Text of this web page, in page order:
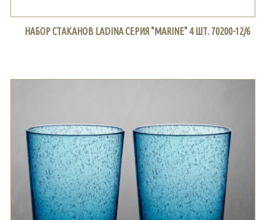
НАБОР СТАКАНОВ LADINA СЕРИЯ "MARINE" 4 ШТ. 70200-12/6